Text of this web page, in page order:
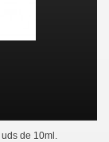
de 10ml.